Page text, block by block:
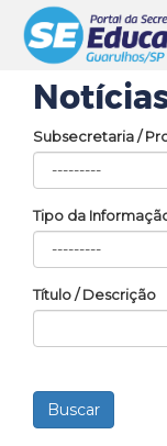
Subsecretaria /
Tipo da
Título / Descrição